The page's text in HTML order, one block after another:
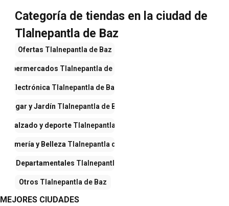
Categoría de tiendas en la ciudad de
Tlalnepantla de Baz
Ofertas Tlalnepantla de Baz
Supermercados Tlalnepantla de Baz
ElectrónicaTlalnepantla de Baz
Hogar y Jardín Tlalnepantla de Baz
calzado y deporte Tlalnepantla de Baz
y BellezaTlalnepantla de Baz
Departamentales Tlalnepantla de Baz
Otros Tlalnepantla de Baz
MEJORES CIUDADES